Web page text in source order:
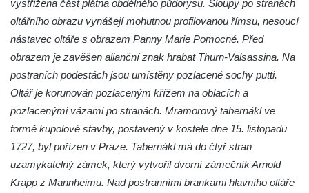
návsi ve Vysokém Březně
Bývalá kaple svatých Jana a Pavla v
Nemilkově
Kaple svatého Jana Nepomuckého v Lišnici
Hřbitovní kaple v Chotyni
Kaple Čtrnácti svatých pomocníků v
Grabštejně
Hřbitovní kaple v Hrádku nad Nisou
Müllerova hrobka v Hrádku nad Nisou
vystřižena část plátna obdélného půdorysu. Sloupy po stranách
oltářního obrazu vynášejí mohutnou profilovanou římsu, nesoucí
nástavec oltáře s obrazem Panny Marie Pomocné. Před
obrazem je zavěšen alianční znak hrabat Thurn-Valsassina. Na
postraních podestách jsou umístěny pozlacené sochy putti.
Oltář je korunován pozlaceným křížem na oblacích a
pozlacenými vázami po stranách. Mramorový tabernákl ve
formě kupolové stavby, postavený v kostele dne 15. listopadu
1727, byl pořízen v Praze. Tabernákl má do čtyř stran
uzamykatelný zámek, který vytvořil dvorní zámečník Arnold
Krapp z Mannheimu. Nad postranními brankami hlavního oltáře